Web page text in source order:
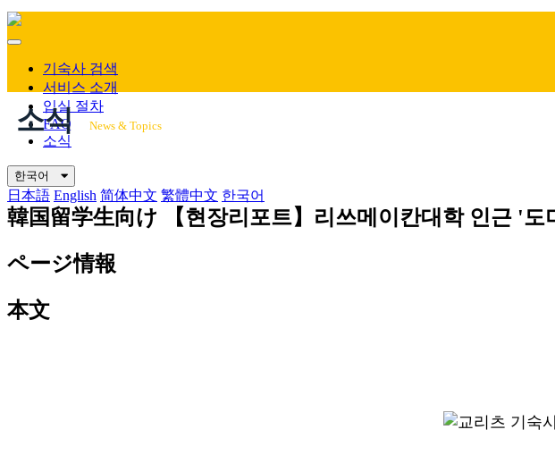
Mobile
기숙사 검색
서비스 소개
입실 절차
FAQ
소식
한국어
日本語 English 简体中文 繁體中文 한국어
소식 News & Topics
韓国留学生向け
【현장리포트】리쓰메이칸대학 인근 '도
ページ情報
本文